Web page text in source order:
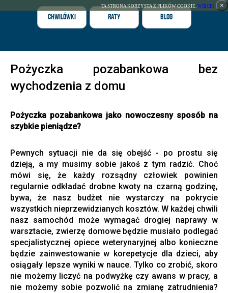
Chwilówki Raty Blog
Pożyczka pozabankowa bez
wychodzenia z domu
Pożyczka pozabankowa jako nowoczesny sposób na
szybkie pieniądze?
Pewnych sytuacji nie da się obejść - po prostu się
dzieją, a my musimy sobie jakoś z tym radzić. Choć
mówi się, że każdy rozsądny człowiek powinien
regularnie odkładać drobne kwoty na czarną godzinę,
bywa, że nasz budżet nie wystarczy na pokrycie
wszystkich nieprzewidzianych kosztów. W każdej chwili
nasz samochód może wymagać drogiej naprawy w
warsztacie, zwierzę domowe będzie musiało podlegać
specjalistycznej opiece weterynaryjnej albo konieczne
będzie zainwestowanie w korepetycje dla dzieci, aby
osiągały lepsze wyniki w nauce. Tylko co zrobić, skoro
nie możemy liczyć na podwyżkę czy awans w pracy, a
nie możemy sobie pozwolić na zmianę zatrudnienia?
TA STRONA KORZYSTA Z PLIKÓW COOKIE. WIĘCEJ ×